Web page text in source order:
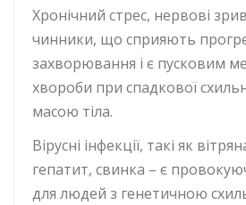
Хронічний стрес, нервові
чинники, що сприяють
захворювання і є пусковим
хвороби при спадкової
масою тіла.
Вірусні інфекції, такі як
гепатит, свинка – є
для людей з генетичною